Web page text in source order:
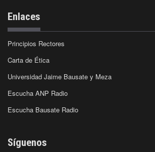
Enlaces
Principios Rectores
Carta de Ética
Universidad Jaime Bausate y Meza
Escucha ANP Radio
Escucha Bausate Radio
Síguenos